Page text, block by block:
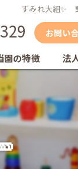
すみれ大組✨
お問い
園の特徴
割り保育
体育教室
法